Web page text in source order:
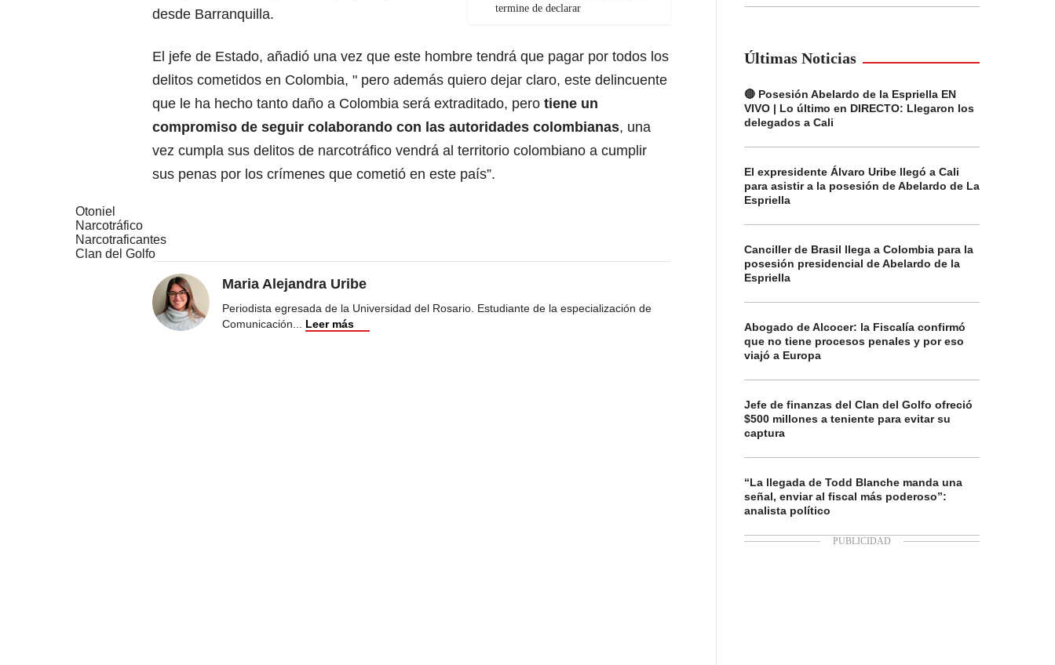
termine de declarar
desde Barranquilla.
El jefe de Estado, añadió una vez que este hombre tendrá que pagar por todos los
delitos cometidos en Colombia, " pero además quiero dejar claro, este delincuente
que le ha hecho tanto daño a Colombia será extraditado, pero tiene un
compromiso de seguir colaborando con las autoridades colombianas, una
vez cumpla sus delitos de narcotráfico vendrá al territorio colombiano a cumplir
sus penas por los crímenes que cometió en este país”.
Otoniel
Narcotráfico
Narcotraficantes
Clan del Golfo
Maria Alejandra Uribe
Periodista egresada de la Universidad del Rosario. Estudiante de la especialización de
Comunicación... Leer más
Últimas Noticias
🔴 Posesión Abelardo de la Espriella EN
VIVO | Lo último en DIRECTO: Llegaron los
delegados a Cali
El expresidente Álvaro Uribe llegó a Cali
para asistir a la posesión de Abelardo de La
Espriella
Canciller de Brasil llega a Colombia para la
posesión presidencial de Abelardo de la
Espriella
Abogado de Alcocer: la Fiscalía confirmó
que no tiene procesos penales y por eso
viajó a Europa
Jefe de finanzas del Clan del Golfo ofreció
$500 millones a teniente para evitar su
captura
“La llegada de Todd Blanche manda una
señal, enviar al fiscal más poderoso”:
analista político